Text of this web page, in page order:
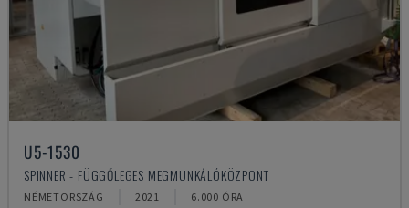
U5-1530
SPINNER - FÜGGŐLEGES MEGMUNKÁLÓKÖZPONT
NÉMETORSZÁG 2021 6.000 ÓRA